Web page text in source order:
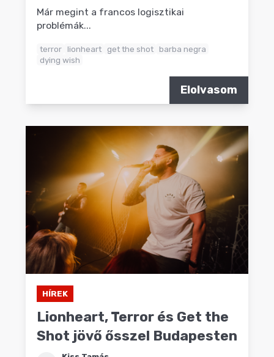
Már megint a francos logisztikai
problémák...
terror lionheart get the shot barba negra
dying wish
Elolvasom
HÍREK
Lionheart, Terror és Get the
Shot jövő ősszel Budapesten